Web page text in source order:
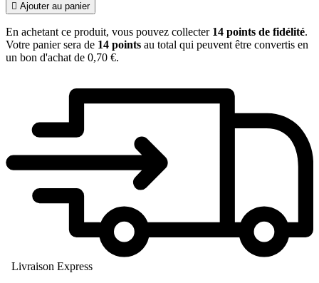
 Ajouter au panier
En achetant ce produit, vous pouvez collecter 14 points de fidélité.
Votre panier sera de 14 points au total qui peuvent être convertis en
un bon d'achat de 0,70 €.
Livraison Express